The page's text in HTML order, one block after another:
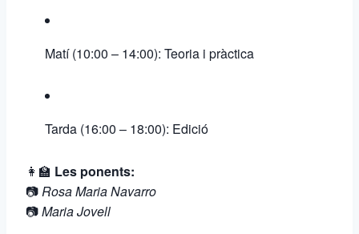
Matí (10:00 – 14:00): Teoria i pràctica
Tarda (16:00 – 18:00): Edició
👩‍🏫 Les ponents:
📷Rosa Maria Navarro
📷Maria Jovell